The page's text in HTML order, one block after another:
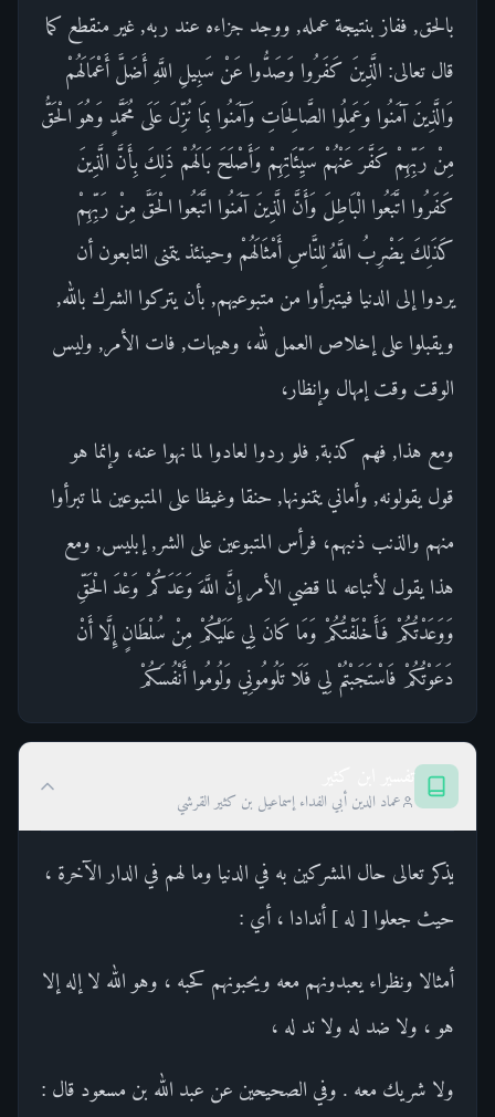
بالحق, ففاز بنتيجة عمله, ووجد جزاءه عند ربه, غير منقطع كما
قال تعالى: الَّذِينَ كَفَرُوا وَصَدُّوا عَنْ سَبِيلِ اللَّهِ أَضَلَّ أَعْمَالَهُمْ
وَالَّذِينَ آمَنُوا وَعَمِلُوا الصَّالِحَاتِ وَآمَنُوا بِمَا نُزِّلَ عَلَى مُحَمَّدٍ وَهُوَ الْحَقُّ
مِنْ رَبِّهِمْ كَفَّرَ عَنْهُمْ سَيِّئَاتِهِمْ وَأَصْلَحَ بَالَهُمْ ذَلِكَ بِأَنَّ الَّذِينَ
كَفَرُوا اتَّبَعُوا الْبَاطِلَ وَأَنَّ الَّذِينَ آمَنُوا اتَّبَعُوا الْحَقَّ مِنْ رَبِّهِمْ
كَذَلِكَ يَضْرِبُ اللَّهُ لِلنَّاسِ أَمْثَالَهُمْ وحينئذ يتمنى التابعون أن
يردوا إلى الدنيا فيتبرأوا من متبوعيهم, بأن يتركوا الشرك بالله,
ويقبلوا على إخلاص العمل لله، وهيهات, فات الأمر, وليس
الوقت وقت إمهال وإنظار،
ومع هذا, فهم كذبة, فلو ردوا لعادوا لما نهوا عنه، وإنما هو
قول يقولونه, وأماني يتمنونها, حنقا وغيظا على المتبوعين لما تبرأوا
منهم والذنب ذنبهم، فرأس المتبوعين على الشر, إبليس, ومع
هذا يقول لأتباعه لما قضي الأمر إِنَّ اللَّهَ وَعَدَكُمْ وَعْدَ الْحَقِّ
وَوَعَدْتُكُمْ فَأَخْلَفْتُكُمْ وَمَا كَانَ لِي عَلَيْكُمْ مِنْ سُلْطَانٍ إِلَّا أَنْ
دَعَوْتُكُمْ فَاسْتَجَبْتُمْ لِي فَلَا تَلُومُونِي وَلُومُوا أَنْفُسَكُمْ
عماد الدين أبي الفداء إسماعيل بن كثير القرشي
يذكر تعالى حال المشركين به في الدنيا وما لهم في الدار الآخرة ،
حيث جعلوا [ له ] أندادا ، أي :
أمثالا ونظراء يعبدونهم معه ويحبونهم كحبه ، وهو الله لا إله إلا
هو ، ولا ضد له ولا ند له ،
ولا شريك معه . وفي الصحيحين عن عبد الله بن مسعود قال :